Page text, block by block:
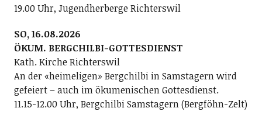
19.00 Uhr, Jugendherberge Richterswil
SO, 16.08.2026
ÖKUM. BERGCHILBI-GOTTESDIENST
Kath. Kirche Richterswil
An der «heimeligen» Bergchilbi in Samstagern wird
gefeiert – auch im ökumenischen Gottesdienst.
11.15-12.00 Uhr, Bergchilbi Samstagern (Bergföhn-Zelt)